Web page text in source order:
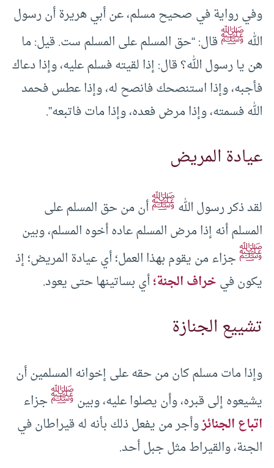
وفي رواية في صحيح مسلم، عن أبي هريرة أن رسول
اللهﷺقال: “حق المسلم على المسلم ست. قيل: ما
هن يا رسول الله؟ قال: إذا لقيته فسلم عليه، وإذا دعاك
فأجبه، وإذا استنصحك فانصح له، وإذا عطس فحمد
الله فسمته، وإذا مرض فعده، وإذا مات فاتبعه”.
عيادة المريض
لقد ذكر رسول اللهﷺأن من حق المسلم على
المسلم أنه إذا مرض المسلم عاده أخوه المسلم، وبين
ﷺجزاء من يقوم بهذا العمل؛ أي عيادة المريض؛ إذ
يكون فيخراف الجنة؛أي بساتينها حتى يعود.
تشييع الجنازة
وإذا مات مسلم كان من حقه على إخوانه المسلمين أن
يشيعوه إلى قبره، وأن يصلوا عليه، وبينﷺجزاء
اتباع الجنائزوأجر من يفعل ذلك بأنه له قيراطان في
الجنة، والقيراط مثل جبل أحد.